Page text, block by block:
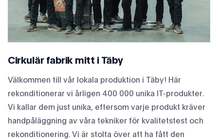
Cirkulär fabrik mitt i Täby
Välkommen till vår lokala produktion i Täby! Här
rekonditionerar vi årligen 400 000 unika IT-produkter.
Vi kallar dem just unika, eftersom varje produkt kräver
handpåläggning av våra tekniker för kvalitetstest och
rekonditionering. Vi är stolta över att ha fått den